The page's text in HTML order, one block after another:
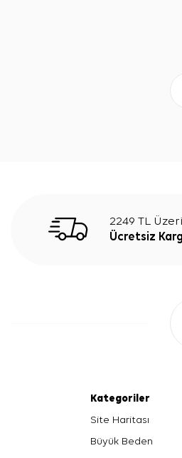
2249 TL Üzeri
Ücretsiz
Kategoriler
Site Haritası
Büyük Beden